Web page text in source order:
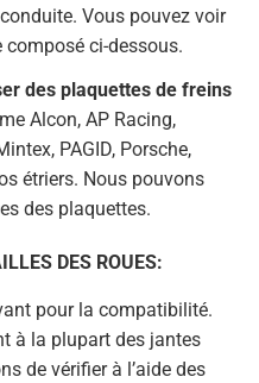
Vous pouvez voir
composé ci-dessous.
des plaquettes de freins
Alcon, AP Racing,
PAGID, Porsche,
étriers. Nous pouvons
des plaquettes.
DES ROUES:
pour la compatibilité.
à la plupart des jantes
de vérifier à l’aide des